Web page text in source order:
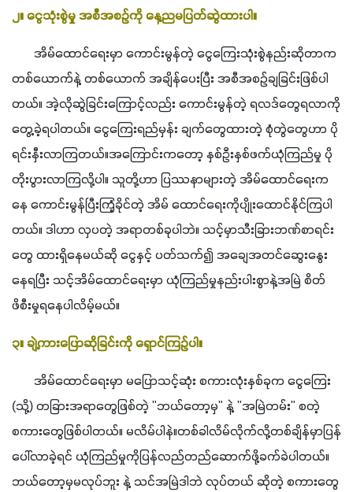
၂။ ငွေသုံးစွဲမှု အစီအစဥ်ကို နေ့ညမပြတ်ဆွဲထားပါ။
အိမ်ထောင်ရေးမှာ ကောင်းမွန်တဲ့ ငွေကြေးသုံးစွဲနည်းဆိုတာက
တစ်ယောက်နဲ့ တစ်ယောက် အချိန်ပေးပြီး အစီအစဥ်ချခြင်းဖြစ်ပါ
တယ်။ အဲ့လိုဆွဲခြင်းကြောင့်လည်း ကောင်းမွန်တဲ့ ရလဒ်တွေရလာကို
တွေ့ခဲ့ရပါတယ်။ ငွေကြေးရည်မှန်း ချက်တွေထားတဲ့ စုံတွဲတွေဟာ ပို
ရင်းနှီးလာကြတယ်။အကြောင်းကတော့ နှစ်ဦးနှစ်ဖက်ယုံကြည်မှု ပို
တိုးပွားလာကြလို့ပါ။ သူတို့ဟာ ပြဿနာများတဲ့ အိမ်ထောင်ရေးက
နေ ကောင်းမွန်ပြီးကြံ့ခိုင်တဲ့ အိမ် ထောင်ရေးကိုပျိုးထောင်နိုင်ကြပါ
တယ်။ ဒါဟာ လှပတဲ့ အရာတစ်ခုပါဘဲ။ သင့်မှာသီးခြားဘဏ်စာရင်း
တွေ ထားရှိနေမယ်ဆို ငွေနှင့် ပတ်သက်၍ အချေအတင်ဆွေးနွေး
နေရပြီး သင့်အိမ်ထောင်ရေးမှာ ယုံကြည်မှုနည်းပါးစွာနဲ့အမြဲ စိတ်
ဖိစီးမှုရနေပါလိမ့်မယ်။
၃။ ချဲ့ကားပြောဆိုခြင်းကို ရှောင်ကြဉ်ပါ။
အိမ်ထောင်ရေးမှာ မပြောသင့်ဆုံး စကားလုံးနှစ်ခုက ငွေကြေး
(သို့) တခြားအရာတွေဖြစ်တဲ့ "ဘယ်တော့မှ" နဲ့ "အမြဲတမ်း" စတဲ့
စကားတွေဖြစ်ပါတယ်။ မလိမ်ပါနဲ။တစ်ခါလိမ်လိုက်လို့တစ်ချိန်မှာပြန်
ပေါ်လာခဲ့ရင် ယုံကြည်မှုကိုပြန်လည်တည်ဆောက်ဖို့ခက်ခဲပါတယ်။
ဘယ်တော့မှမလုပ်ဘူး နဲ့ သင်အမြဲဒါဘဲ လုပ်တယ် ဆိုတဲ့ စကားတွေ